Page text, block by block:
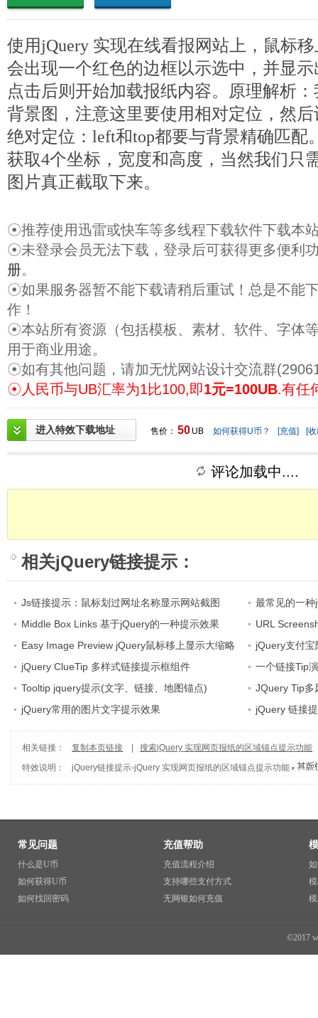
使用jQuery 实现在线看报网站上，鼠标
会出现一个红色的边框以示选中，并显
点击后则开始加载报纸内容。原理解析
背景图，注意这里要使用相对定位，然
绝对定位：left和top都要与背景精确匹配
获取4个坐标，宽度和高度，当然我们只
图片真正截取下来。
☉推荐使用迅雷或快车等多线程下载软件下载本
☉未登录会员无法下载，登录后可获得更多便利
册。
☉如果服务器暂不能下载请稍后重试！总是不能
作！
☉本站所有资源（包括模板、素材、软件、字体
用于商业用途。
☉如有其他问题，请加无忧网站设计交流群
☉人民币与UB汇率为1比100,即1元=100UB.有任
进入特效下载地址 售价： 50 UB 如何获得U币？ [充值] [
评论加载中....
相关jQuery链接提示 ：
Js链接提示：鼠标划过网址名称显示网站截图
最常见的一
Middle Box Links 基于jQuery的一种提示效果
URL
示
Easy Image Preview jQuery鼠标移上显示大缩略
图功能
jQuery支付
jQuery ClueTip 多样式链接提示框组件
一个链接Tip
Tooltip jquery提示(文字、链接、地图锚点)
JQuery Tip多
jQuery常用的图片文字提示效果
jQuery 链接
相关链接： 复制本页链接
搜索jQuery 实现网页报纸的区域锚点提示功能
特效说明：
jQuery链接提示-jQuery 实现网页报纸的区域锚点提示功能
常见问题
什么是U币
如何获得U币
如何找回密码
充值帮助
充值流程介绍
支持哪些支付方式
无网银如何充值
©2017